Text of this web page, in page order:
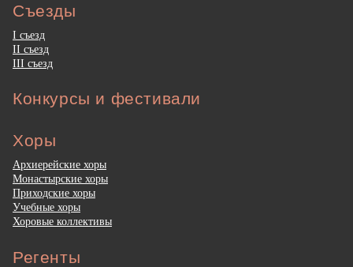
Съезды
I съезд
II съезд
III съезд
Конкурсы и фестивали
Хоры
Архиерейские хоры
Монастырские хоры
Приходские хоры
Учебные хоры
Хоровые коллективы
Регенты